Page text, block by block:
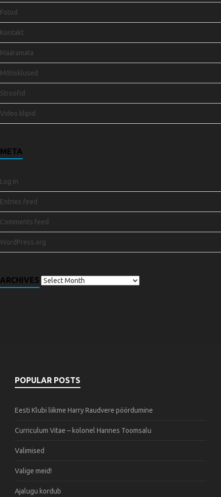
Fotod
Kontakt
Määramata
Mõtisklused
Stroofid
Video klipid
META
Log in
Entries feed
Comments feed
WordPress.org
ARCHIVES
POPULAR POSTS
Eesti Klubi liikme Harry Raudvere pöördumine
Curriculum Vitae – kolonel Hannes Toomsalu
Valimised
Valige meid!
Ajalugu kordub